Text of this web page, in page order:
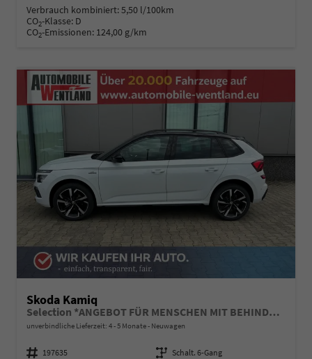
Verbrauch kombiniert:5,50 l/100km
CO2-Klasse: D
CO2-Emissionen: 124,00 g/km
Skoda Kamiq
Selection *ANGEBOT FÜR MENSCHEN MIT BEHINDERUNG AB 50%! 1.0 TSI 115PS, Klimaanlage, Sitzheizung, Parksensoren hinten, LED-Scheinwerfer, Tempomat, Infotainment 8", Virtual Cockpit Nebelscheinwerfer, Dachreling
unverbindliche Lieferzeit: 4 - 5 Monate Neuwagen
Fahrzeugnummer 197635 Getriebe Schalt. 6-Gang